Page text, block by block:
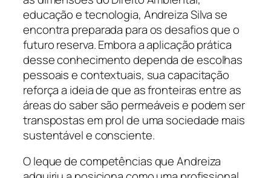
educação e tecnologia, Andreiza Silva se
encontra preparada para os desafios que o
futuro reserva. Embora a aplicação prática
desse conhecimento dependa de escolhas
pessoais e contextuais, sua capacitação
reforça a ideia de que as fronteiras entre as
áreas do saber são permeáveis e podem ser
transpostas em prol de uma sociedade mais
sustentável e consciente.
O leque de competências que Andreiza